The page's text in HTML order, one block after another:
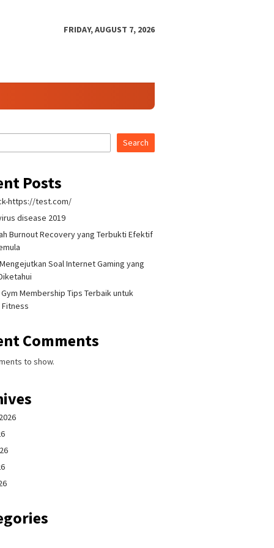
FRIDAY, AUGUST 7, 2026
Search
Posts
https://test.com/
disease 2019
Burnout Recovery yang Terbukti Efektif
Soal Internet Gaming yang
Membership Tips Terbaik untuk
Fitness
Comments
to show.